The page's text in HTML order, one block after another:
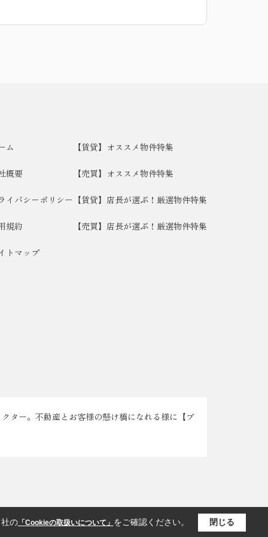
ム
概要
イバシーポリシー
規約
トマップ
【賃貸】オススメ物件特集
【売買】オススメ物件特集
【賃貸】店長が選ぶ！厳選物件特集
【売買】店長が選ぶ！厳選物件特集
ター。不動産とお客様の懸け橋になれる様に【ブ
の「Cookieの取扱いについて」 をご確認ください。 閉じる